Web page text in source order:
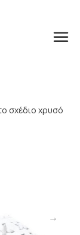
σχέδιο χρυσό